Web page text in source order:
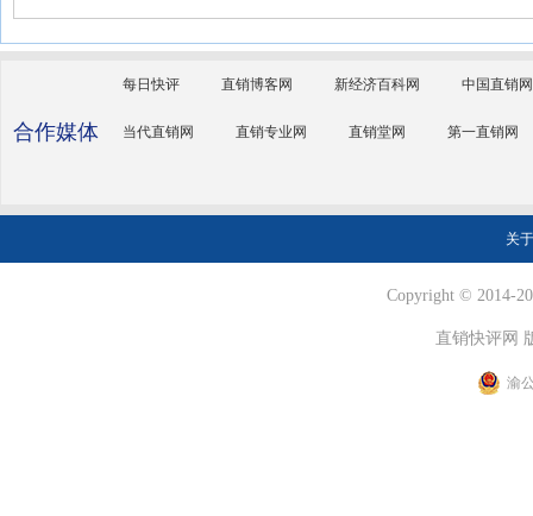
合作媒体
每日快评 直销博客网 新经济百科网 中国直销网
当代直销网 直销专业网 直销堂网 第一直销网
关
Copyright © 2014-
直销快评网
渝